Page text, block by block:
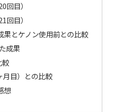
目）
目）
果とケノン使用前との比較
成果
較
月目）との比較
想